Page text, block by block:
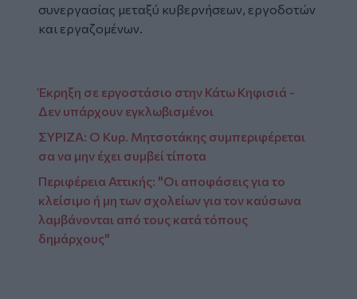
συνεργασίας μεταξύ κυβερνήσεων, εργοδοτών
και εργαζομένων.
Έκρηξη σε εργοστάσιο στην Κάτω Κηφισιά -
Δεν υπάρχουν εγκλωβισμένοι
ΣΥΡΙΖΑ: Ο Κυρ. Μητσοτάκης συμπεριφέρεται
σα να μην έχει συμβεί τίποτα
Περιφέρεια Αττικής: "Οι αποφάσεις για το
κλείσιμο ή μη των σχολείων για τον καύσωνα
λαμβάνονται από τους κατά τόπους
δημάρχους"